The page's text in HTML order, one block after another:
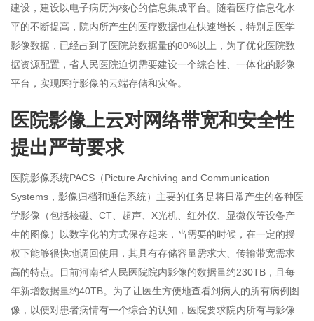
建设，建设以电子病历为核心的信息集成平台。随着医疗信息化水
平的不断提高，院内所产生的医疗数据也在快速增长，特别是医学
影像数据，已经占到了医院总数据量的80%以上，为了优化医院数
据资源配置，省人民医院迫切需要建设一个综合性、一体化的影像
平台，实现医疗影像的云端存储和灾备。
医院影像上云对网络带宽和安全性
提出严苛要求
医院影像系统PACS（Picture Archiving and Communication
Systems，影像归档和通信系统）主要的任务是将日常产生的各种医
学影像（包括核磁、CT、超声、X光机、红外仪、显微仪等设备产
生的图像）以数字化的方式保存起来，当需要的时候，在一定的授
权下能够很快地调回使用，其具有存储容量需求大、传输带宽需求
高的特点。目前河南省人民医院院内影像的数据量约230TB，且每
年新增数据量约40TB。为了让医生方便地查看到病人的所有病例图
像，以便对患者病情有一个综合的认知，医院要求院内所有与影像